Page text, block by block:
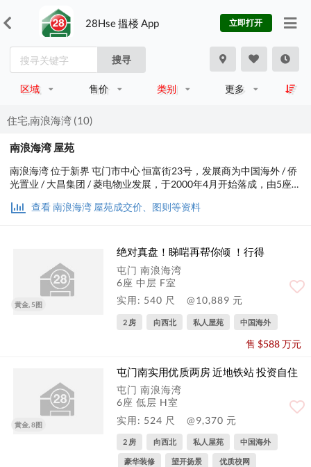
28Hse 搵楼 App 立即打开
搜寻
区域 售价 类别 更多
住宅,南浪海湾 (10)
南浪海湾 屋苑
南浪海湾 位于新界 屯门市中心 恒富街23号，发展商为中国海外 / 侨
光置业 / 大昌集团 / 菱电物业发展，于2000年4月开始落成，由5座楼
844平方尺，屋苑内设有会所、泳池、儿童设施、运动设施、娱乐设
查看 南浪海湾 屋苑成交价、图则等资料
黄金, 5图
绝对真盘！睇啱再帮你倾 ！行得
屯门 南浪海湾
6座 中层 F室
实用: 540 尺
@10,889 元
2 房 向西北 私人屋苑 中国海外
售 $588 万元
黄金, 8图
屯门南实用优质两房 近地铁站 投资自住
屯门 南浪海湾
6座 低层 H室
实用: 524 尺
@9,370 元
2 房 向西北 私人屋苑 中国海外
豪华装修 望开扬景 优质校网